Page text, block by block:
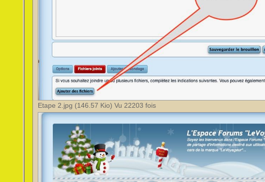
Etape 2.jpg (146.57 Kio) Vu 22203 fois